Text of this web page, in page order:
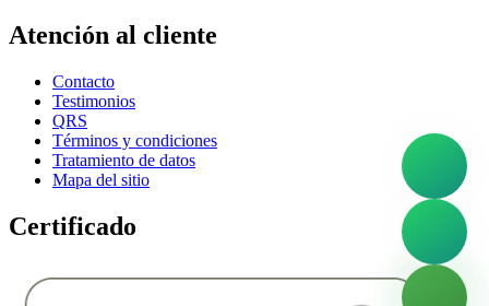
Atención al cliente
Contacto
Testimonios
QRS
Términos y condiciones
Tratamiento de datos
Mapa del sitio
Certificado